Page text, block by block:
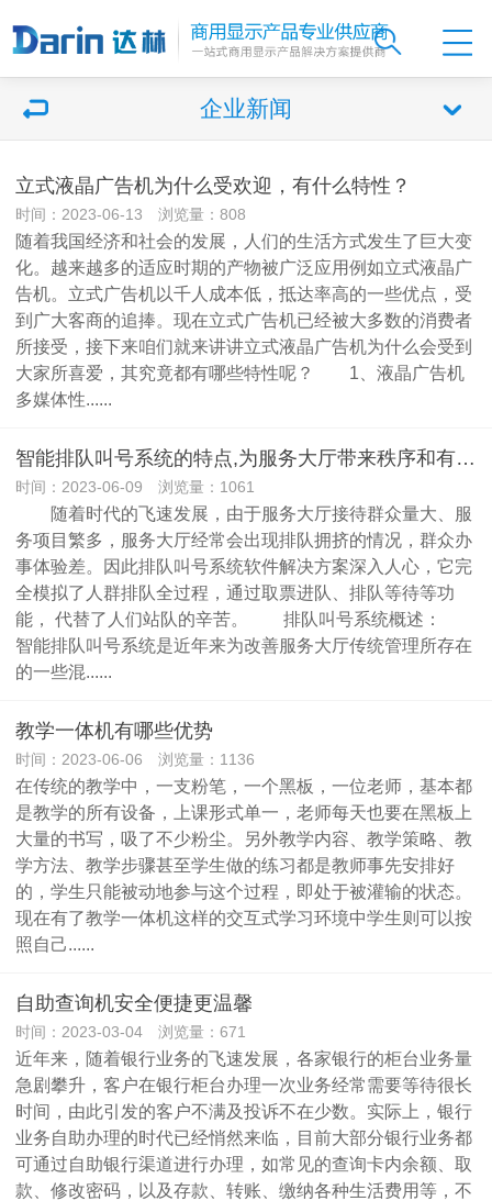
企业新闻
立式液晶广告机为什么受欢迎，有什么特性？
时间：2023-06-13 浏览量：808
随着我国经济和社会的发展，人们的生活方式发生了巨大变
化。越来越多的适应时期的产物被广泛应用例如立式液晶广
告机。立式广告机以千人成本低，抵达率高的一些优点，受
到广大客商的追捧。现在立式广告机已经被大多数的消费者
所接受，接下来咱们就来讲讲立式液晶广告机为什么会受到
大家所喜爱，其究竟都有哪些特性呢？ 1、液晶广告机
多媒体性......
智能排队叫号系统的特点,为服务大厅带来秩序和有序的服务
时间：2023-06-09 浏览量：1061
随着时代的飞速发展，由于服务大厅接待群众量大、服
务项目繁多，服务大厅经常会出现排队拥挤的情况，群众办
事体验差。因此排队叫号系统软件解决方案深入人心，它完
全模拟了人群排队全过程，通过取票进队、排队等待等功
能， 代替了人们站队的辛苦。 排队叫号系统概述：
智能排队叫号系统是近年来为改善服务大厅传统管理所存在
的一些混......
教学一体机有哪些优势
时间：2023-06-06 浏览量：1136
在传统的教学中，一支粉笔，一个黑板，一位老师，基本都
是教学的所有设备，上课形式单一，老师每天也要在黑板上
大量的书写，吸了不少粉尘。另外教学内容、教学策略、教
学方法、教学步骤甚至学生做的练习都是教师事先安排好
的，学生只能被动地参与这个过程，即处于被灌输的状态。
现在有了教学一体机这样的交互式学习环境中学生则可以按
照自己......
自助查询机安全便捷更温馨
时间：2023-03-04 浏览量：671
近年来，随着银行业务的飞速发展，各家银行的柜台业务量
急剧攀升，客户在银行柜台办理一次业务经常需要等待很长
时间，由此引发的客户不满及投诉不在少数。实际上，银行
业务自助办理的时代已经悄然来临，目前大部分银行业务都
可通过自助银行渠道进行办理，如常见的查询卡内余额、取
款、修改密码，以及存款、转账、缴纳各种生活费用等，不